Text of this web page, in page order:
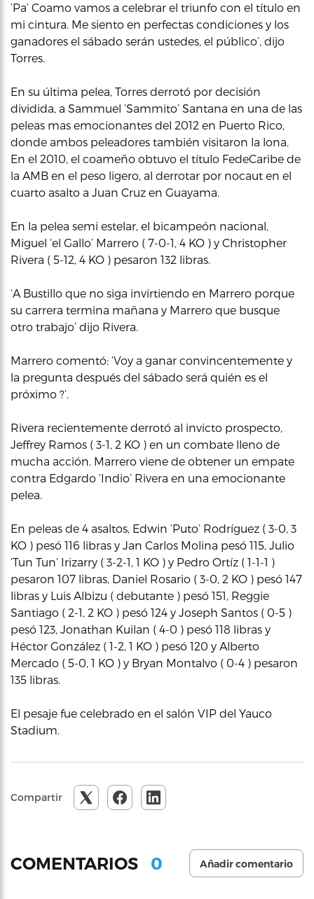
‘Pa’ Coamo vamos a celebrar el triunfo con el título en
mi cintura. Me siento en perfectas condiciones y los
ganadores el sábado serán ustedes, el público’, dijo
Torres.
En su última pelea, Torres derrotó por decisión
dividida, a Sammuel ‘Sammito’ Santana en una de las
peleas mas emocionantes del 2012 en Puerto Rico,
donde ambos peleadores también visitaron la lona.
En el 2010, el coameño obtuvo el título FedeCaribe de
la AMB en el peso ligero, al derrotar por nocaut en el
cuarto asalto a Juan Cruz en Guayama.
En la pelea semi estelar, el bicampeón nacional,
Miguel ‘el Gallo’ Marrero ( 7-0-1, 4 KO ) y Christopher
Rivera ( 5-12, 4 KO ) pesaron 132 libras.
‘A Bustillo que no siga invirtiendo en Marrero porque
su carrera termina mañana y Marrero que busque
otro trabajo’ dijo Rivera.
Marrero comentó: ‘Voy a ganar convincentemente y
la pregunta después del sábado será quién es el
próximo ?’.
Rivera recientemente derrotó al invicto prospecto,
Jeffrey Ramos ( 3-1, 2 KO ) en un combate lleno de
mucha acción. Marrero viene de obtener un empate
contra Edgardo ‘Indio’ Rivera en una emocionante
pelea.
En peleas de 4 asaltos, Edwin ‘Puto’ Rodríguez ( 3-0, 3
KO ) pesó 116 libras y Jan Carlos Molina pesó 115, Julio
‘Tun Tun’ Irizarry ( 3-2-1, 1 KO ) y Pedro Ortíz ( 1-1-1 )
pesaron 107 libras, Daniel Rosario ( 3-0, 2 KO ) pesó 147
libras y Luis Albizu ( debutante ) pesó 151, Reggie
Santiago ( 2-1, 2 KO ) pesó 124 y Joseph Santos ( 0-5 )
pesó 123, Jonathan Kuilan ( 4-0 ) pesó 118 libras y
Héctor González ( 1-2, 1 KO ) pesó 120 y Alberto
Mercado ( 5-0, 1 KO ) y Bryan Montalvo ( 0-4 ) pesaron
135 libras.
El pesaje fue celebrado en el salón VIP del Yauco
Stadium.
Compartir
COMENTARIOS 0 Añadir comentario